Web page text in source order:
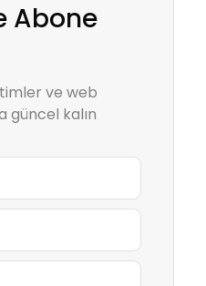
Abone
ve web
güncel kalın